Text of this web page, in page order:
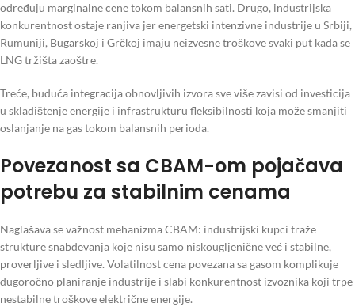
određuju marginalne cene tokom balansnih sati. Drugo, industrijska
konkurentnost ostaje ranjiva jer energetski intenzivne industrije u Srbiji,
Rumuniji, Bugarskoj i Grčkoj imaju neizvesne troškove svaki put kada se
LNG tržišta zaoštre.
Treće, buduća integracija obnovljivih izvora sve više zavisi od investicija
u skladištenje energije i infrastrukturu fleksibilnosti koja može smanjiti
oslanjanje na gas tokom balansnih perioda.
Povezanost sa CBAM-om pojačava
potrebu za stabilnim cenama
Naglašava se važnost mehanizma CBAM: industrijski kupci traže
strukture snabdevanja koje nisu samo niskougljenične već i stabilne,
proverljive i sledljive. Volatilnost cena povezana sa gasom komplikuje
dugoročno planiranje industrije i slabi konkurentnost izvoznika koji trpe
nestabilne troškove električne energije.